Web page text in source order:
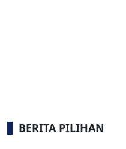
BERITA PILIHAN